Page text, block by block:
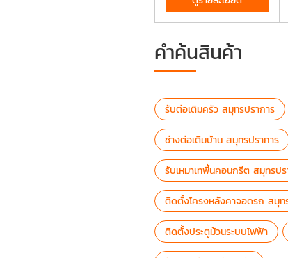
คำค้นสินค้า
รับต่อเติมครัว สมุทรปราการ
ช่างต่อเติมบ้าน สมุทรปราการ
รับเหมาเทพื้นคอนกรีต สมุทรปร
ติดตั้งโครงหลังคาจอดรถ สมุท
ติดตั้งประตูม้วนระบบไฟฟ้า